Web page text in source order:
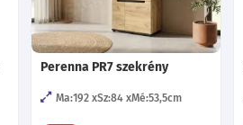
Perenna PR7 szekrény
Ma:192 Sz:84 Mé:53,5cm